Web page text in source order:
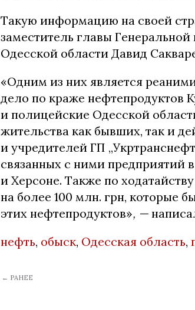
Такую информацию на своей
заместитель главы
Одесской области Давид
«Одним из них является
дело по краже нефтепродуктов
и полицейские Одесской
жительства как бывших, так и
и учредителей ГП
связанных с ними предприятий
и Херсоне. Также по
на более 100 млн. грн, которые
этих нефтепродуктов», —
нефть, обыск, Одесская область,
← РАНЕЕ